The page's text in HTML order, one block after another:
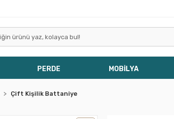
PERDE MOBİLYA
Çift Kişilik Battaniye